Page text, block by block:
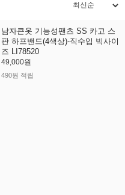
남자큰옷 기능성팬츠 SS 카고 스
판 하프밴드(4색상)-직수입 빅사이
즈 LI78520
49,000원
490원 적립